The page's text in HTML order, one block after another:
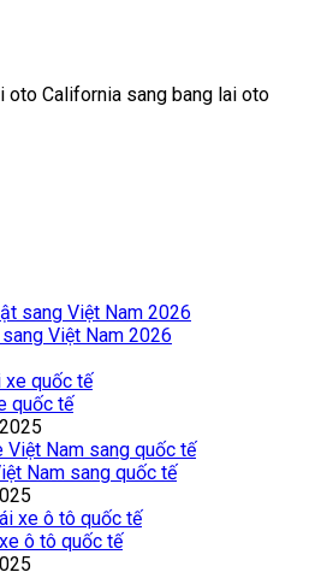
oto California sang bang lai oto
Việt Nam 2026
quốc tế
Nam sang quốc tế
ô tô quốc tế